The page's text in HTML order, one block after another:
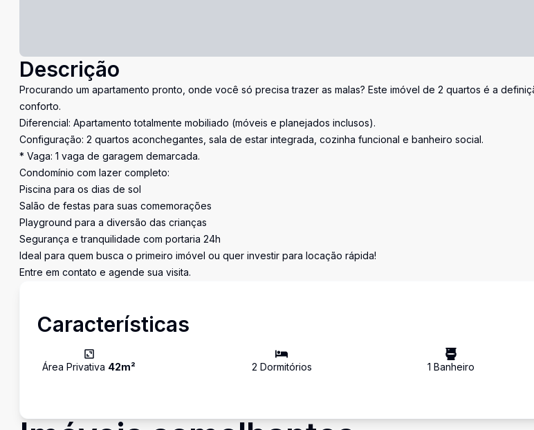
Descrição
Procurando um apartamento pronto, onde você só precisa trazer as malas? Este imóvel de 2 quartos é a
conforto.
Diferencial: Apartamento totalmente mobiliado (móveis e planejados inclusos).
Configuração: 2 quartos aconchegantes, sala de estar integrada, cozinha funcional e banheiro social.
* Vaga: 1 vaga de garagem demarcada.
Condomínio com lazer completo:
Piscina para os dias de sol
Salão de festas para suas comemorações
Playground para a diversão das crianças
Segurança e tranquilidade com portaria 24h
Ideal para quem busca o primeiro imóvel ou quer investir para locação rápida!
Entre em contato e agende sua visita.
Características
Área Privativa 42m² 2 Dormitórios 1 Banheiro